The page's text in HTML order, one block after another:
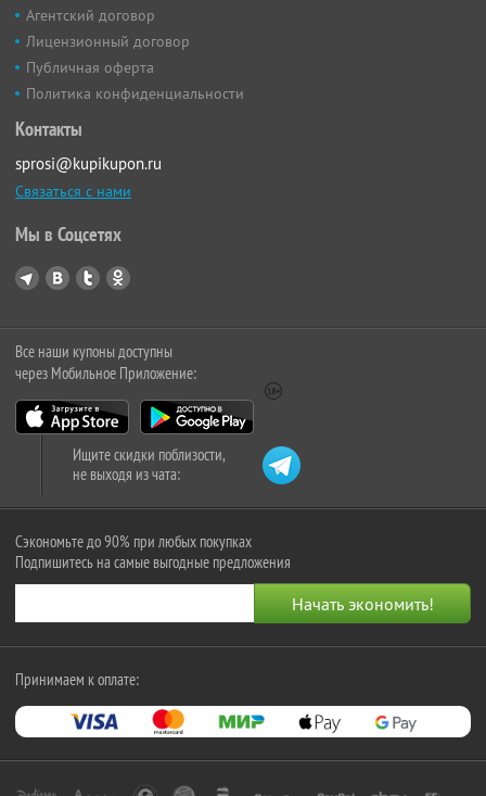
Агентский договор
Лицензионный договор
Публичная оферта
Политика конфиденциальности
Контакты
sprosi@kupikupon.ru
Связаться с нами
Мы в Соцсетях
Все наши купоны доступны
через Мобильное Приложение:
Ищите скидки поблизости,
не выходя из чата:
Сэкономьте до 90% при любых покупках
Подпишитесь на самые выгодные предложения
Принимаем к оплате: